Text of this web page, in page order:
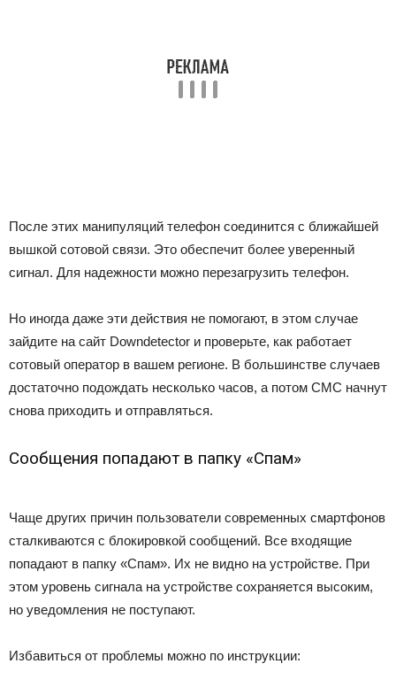
После этих манипуляций телефон соединится с ближайшей
вышкой сотовой связи. Это обеспечит более уверенный
сигнал. Для надежности можно перезагрузить телефон.
Но иногда даже эти действия не помогают, в этом случае
зайдите на сайт Downdetector и проверьте, как работает
сотовый оператор в вашем регионе. В большинстве случаев
достаточно подождать несколько часов, а потом СМС начнут
снова приходить и отправляться.
Сообщения попадают в папку «Спам»
Чаще других причин пользователи современных смартфонов
сталкиваются с блокировкой сообщений. Все входящие
попадают в папку «Спам». Их не видно на устройстве. При
этом уровень сигнала на устройстве сохраняется высоким,
но уведомления не поступают.
Избавиться от проблемы можно по инструкции: